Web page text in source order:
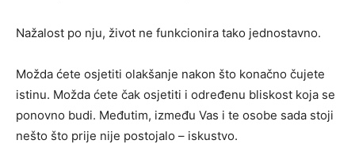
Nažalost po nju, život ne funkcionira tako jednostavno.
Možda ćete osjetiti olakšanje nakon što konačno čujete
istinu. Možda ćete čak osjetiti i određenu bliskost koja se
ponovno budi. Međutim, između Vas i te osobe sada stoji
nešto što prije nije postojalo – iskustvo.